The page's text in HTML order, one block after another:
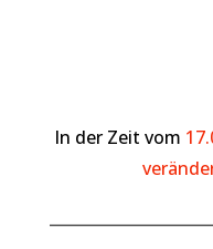
In der Zeit vom